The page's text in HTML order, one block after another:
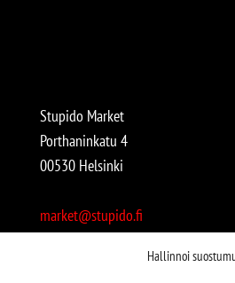
Hallinnoi
Stupido Market
Porthaninkatu 4
00530 Helsinki
market@stupido.fi